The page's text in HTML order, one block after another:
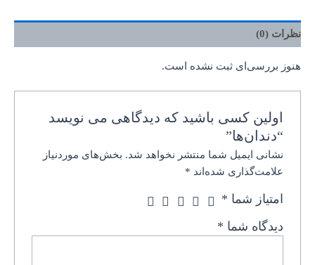
نظرات (0)
هنوز بررسی‌ای ثبت نشده است.
اولین کسی باشید که دیدگاهی می نویسد
“دندان‌ها”
نشانی ایمیل شما منتشر نخواهد شد. بخش‌های موردنیاز
علامت‌گذاری شده‌اند *
امتیاز شما *
دیدگاه شما *